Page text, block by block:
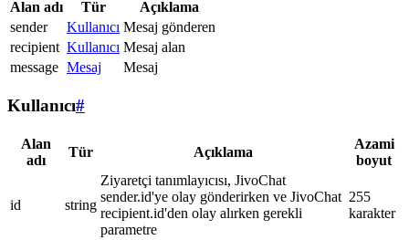
Alan adı Tür
Açıklama
sender
Kullanıcı Mesaj gönderen
recipient Kullanıcı Mesaj alan
message Mesaj Mesaj
Kullanıcı#
Alan
adı
Tür Açıklama
Azami
boyut
id string
Ziyaretçi tanımlayıcısı, JivoChat
sender.id'ye olay gönderirken ve JivoChat
recipient.id'den olay alırken gerekli
parametre
255
karakter